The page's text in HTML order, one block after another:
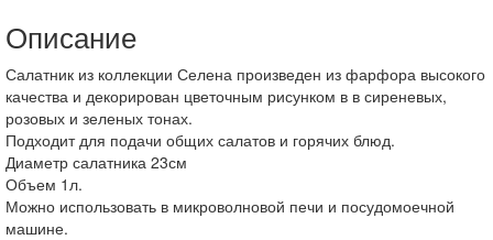
Описание
Салатник из коллекции Селена произведен из фарфора высокого
качества и декорирован цветочным рисунком в в сиреневых,
розовых и зеленых тонах.
Подходит для подачи общих салатов и горячих блюд.
Диаметр салатника 23см
Объем 1л.
Можно использовать в микроволновой печи и посудомоечной
машине.